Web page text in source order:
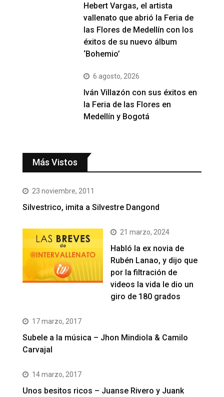
Hebert Vargas, el artista
vallenato que abrió la Feria de
las Flores de Medellín con los
éxitos de su nuevo álbum
‘Bohemio’
6 agosto, 2026
Iván Villazón con sus éxitos en
la Feria de las Flores en
Medellín y Bogotá
Más Vistos
23 noviembre, 2011
Silvestrico, imita a Silvestre Dangond
21 marzo, 2024
Habló la ex novia de
Rubén Lanao, y dijo que
por la filtración de
videos la vida le dio un
giro de 180 grados
17 marzo, 2017
Subele a la música – Jhon Mindiola & Camilo
Carvajal
14 marzo, 2017
Unos besitos ricos – Juanse Rivero y Juank